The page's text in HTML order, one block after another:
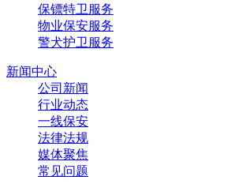
保镖特卫服务
物业保安服务
警犬护卫服务
新闻中心
公司新闻
行业动态
一线保安
法律法规
媒体聚焦
常见问题